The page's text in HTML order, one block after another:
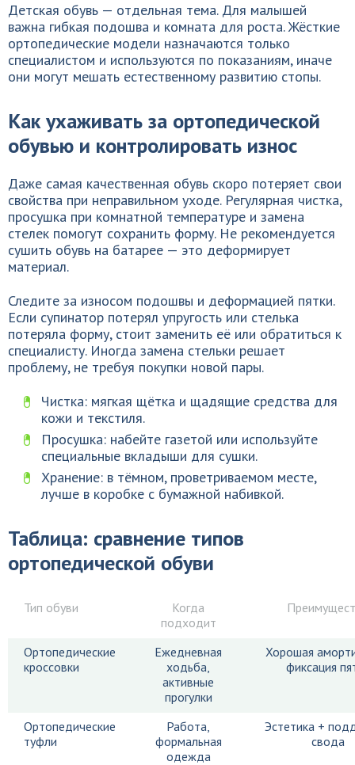
Детская обувь — отдельная тема. Для малышей
важна гибкая подошва и комната для роста. Жёсткие
ортопедические модели назначаются только
специалистом и используются по показаниям, иначе
они могут мешать естественному развитию стопы.
Как ухаживать за ортопедической
обувью и контролировать износ
Даже самая качественная обувь скоро потеряет свои
свойства при неправильном уходе. Регулярная чистка,
просушка при комнатной температуре и замена
стелек помогут сохранить форму. Не рекомендуется
сушить обувь на батарее — это деформирует
материал.
Следите за износом подошвы и деформацией пятки.
Если супинатор потерял упругость или стелька
потеряла форму, стоит заменить её или обратиться к
специалисту. Иногда замена стельки решает
проблему, не требуя покупки новой пары.
Чистка: мягкая щётка и щадящие средства для
кожи и текстиля.
Просушка: набейте газетой или используйте
специальные вкладыши для сушки.
Хранение: в тёмном, проветриваемом месте,
лучше в коробке с бумажной набивкой.
Таблица: сравнение типов
ортопедической обуви
Тип обуви
Когда
подходит
Ортопедические
кроссовки
Ежедневная
ходьба,
активные
прогулки
Хорошая
фиксация
Ортопедические
туфли
Работа,
формальная
одежда
Эстетика +
свода